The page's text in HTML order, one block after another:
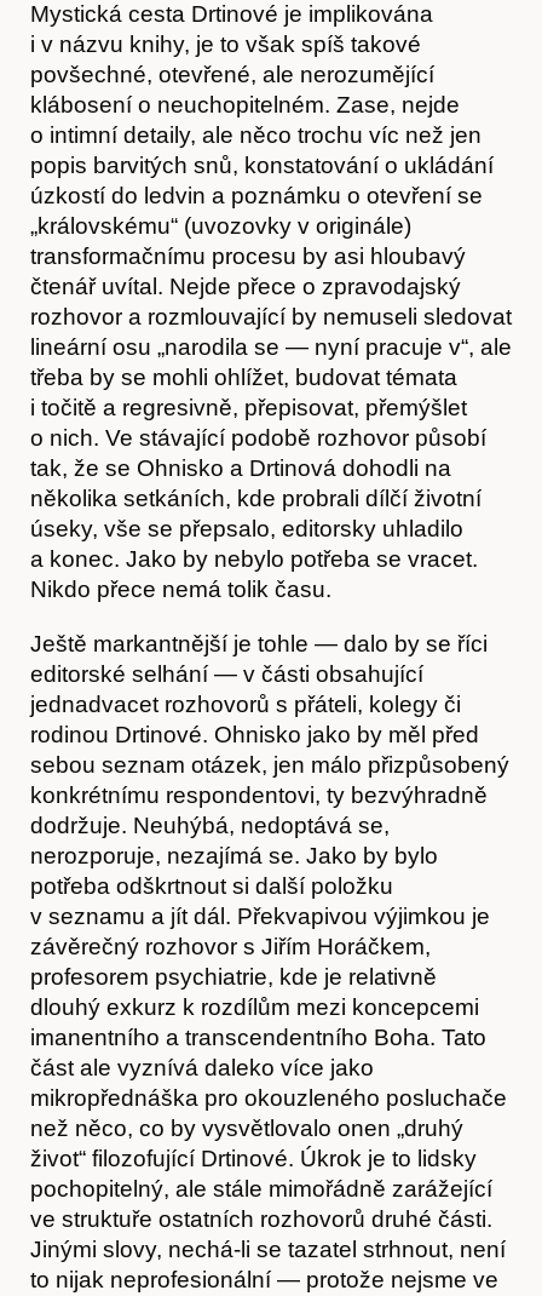
Akce
O nás
Obchod
Kontakt
Mystická cesta Drtinové je implikována
i v názvu knihy, je to však spíš takové
povšechné, otevřené, ale nerozumějící
klábosení o neuchopitelném. Zase, nejde
o intimní detaily, ale něco trochu víc než jen
popis barvitých snů, konstatování o ukládání
úzkostí do ledvin a poznámku o otevření se
„královskému“ (uvozovky v originále)
transformačnímu procesu by asi hloubavý
čtenář uvítal. Nejde přece o zpravodajský
rozhovor a rozmlouvající by nemuseli sledovat
lineární osu „narodila se — nyní pracuje v“, ale
třeba by se mohli ohlížet, budovat témata
i točitě a regresivně, přepisovat, přemýšlet
o nich. Ve stávající podobě rozhovor působí
tak, že se Ohnisko a Drtinová dohodli na
několika setkáních, kde probrali dílčí životní
úseky, vše se přepsalo, editorsky uhladilo
a konec. Jako by nebylo potřeba se vracet.
Nikdo přece nemá tolik času.
Ještě markantnější je tohle — dalo by se říci
editorské selhání — v části obsahující
jednadvacet rozhovorů s přáteli, kolegy či
rodinou Drtinové. Ohnisko jako by měl před
sebou seznam otázek, jen málo přizpůsobený
konkrétnímu respondentovi, ty bezvýhradně
dodržuje. Neuhýbá, nedoptává se,
nerozporuje, nezajímá se. Jako by bylo
potřeba odškrtnout si další položku
v seznamu a jít dál. Překvapivou výjimkou je
závěrečný rozhovor s Jiřím Horáčkem,
profesorem psychiatrie, kde je relativně
dlouhý exkurz k rozdílům mezi koncepcemi
imanentního a transcendentního Boha. Tato
část ale vyznívá daleko více jako
mikropřednáška pro okouzleného posluchače
než něco, co by vysvětlovalo onen „druhý
život“ filozofující Drtinové. Úkrok je to lidsky
pochopitelný, ale stále mimořádně zarážející
ve struktuře ostatních rozhovorů druhé části.
Jinými slovy, nechá-li se tazatel strhnout, není
to nijak neprofesionální — protože nejsme ve